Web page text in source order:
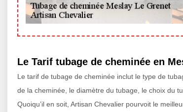
Le Tarif tubage de cheminée en
Le tarif de tubage de cheminée inclut le type de
de la cheminée, le diamètre du tubage, le choix du
Quoiqu’il en soit, Artisan Chevalier pourvoit le